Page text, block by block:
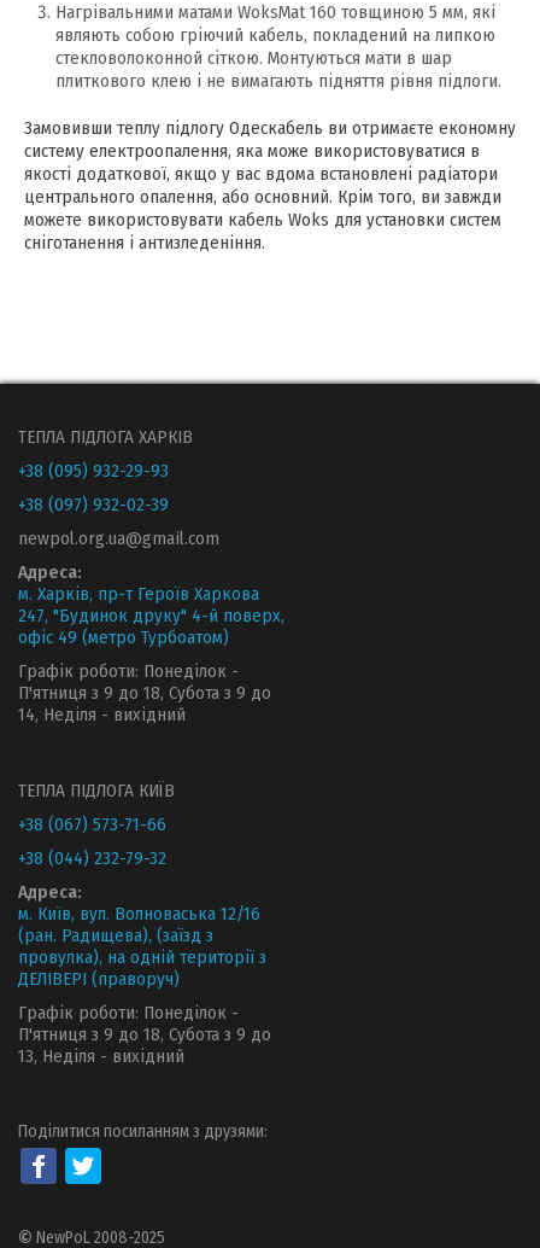
Нагрівальними матами WoksMat 160 товщиною 5 мм, які
являють собою гріючий кабель, покладений на липкою
стекловолоконной сіткою. Монтуються мати в шар
плиткового клею і не вимагають підняття рівня підлоги.
Замовивши теплу підлогу Одескабель ви отримаєте економну
систему електроопалення, яка може використовуватися в
якості додаткової, якщо у вас вдома встановлені радіатори
центрального опалення, або основний. Крім того, ви завжди
можете використовувати кабель Woks для установки систем
сніготанення і антизледеніння.
ТЕПЛА ПІДЛОГА ХАРКІВ
+38 (095) 932-29-93
+38 (097) 932-02-39
newpol.org.ua@gmail.com
Адреса:
м. Харків, пр-т Героїв Харкова
247, "Будинок друку" 4-й поверх,
офіс 49 (метро Турбоатом)
Графік роботи: Понеділок -
П'ятниця з 9 до 18, Субота з 9 до
14, Неділя - вихідний
ТЕПЛА ПІДЛОГА КИЇВ
+38 (067) 573-71-66
+38 (044) 232-79-32
Адреса:
м. Київ, вул. Волноваська 12/16
(ран. Радищева), (заїзд з
провулка), на одній території з
ДЕЛІВЕРІ (праворуч)
Графік роботи: Понеділок -
П'ятниця з 9 до 18, Субота з 9 до
13, Неділя - вихідний
Поділитися посиланням з друзями:
© NewPoL 2008-2025